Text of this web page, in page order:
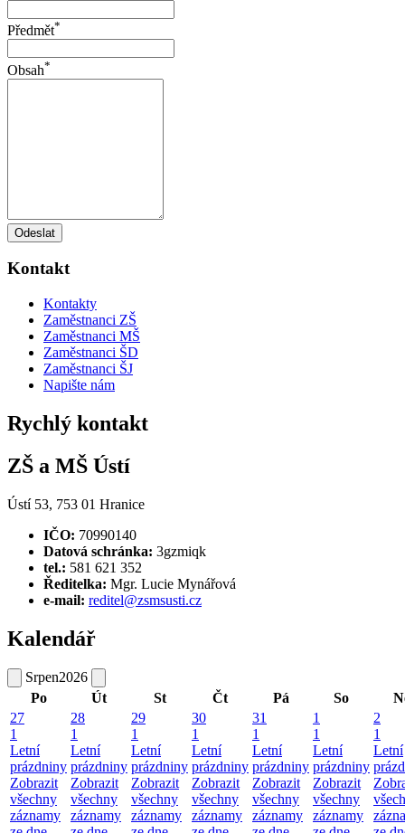
Předmět*
Obsah*
Odeslat
Kontakt
Kontakty
Zaměstnanci ZŠ
Zaměstnanci MŠ
Zaměstnanci ŠD
Zaměstnanci ŠJ
Napište nám
Rychlý kontakt
ZŠ a MŠ Ústí
Ústí 53, 753 01 Hranice
IČO: 70990140
Datová schránka: 3gzmiqk
tel.: 581 621 352
Ředitelka: Mgr. Lucie Mynářová
e-mail: reditel@zsmsusti.cz
Kalendář
Srpen2026
Po
Út St Čt Pá So
27
1
Letní
prázdniny
Zobrazit
všechny
záznamy
28
1
Letní
prázdniny
Zobrazit
všechny
záznamy
29
1
Letní
prázdniny
Zobrazit
všechny
záznamy
30
1
Letní
prázdniny
Zobrazit
všechny
záznamy
31
1
Letní
prázdniny
Zobrazit
všechny
záznamy
1
1
Letní
prázdniny
Zobrazit
všechny
záznamy
2
1
Letní